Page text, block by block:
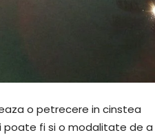
o petrecere in cinstea
poate fi si o modalitate de a